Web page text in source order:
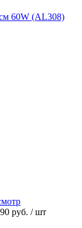
60W (AL308)
руб. / шт